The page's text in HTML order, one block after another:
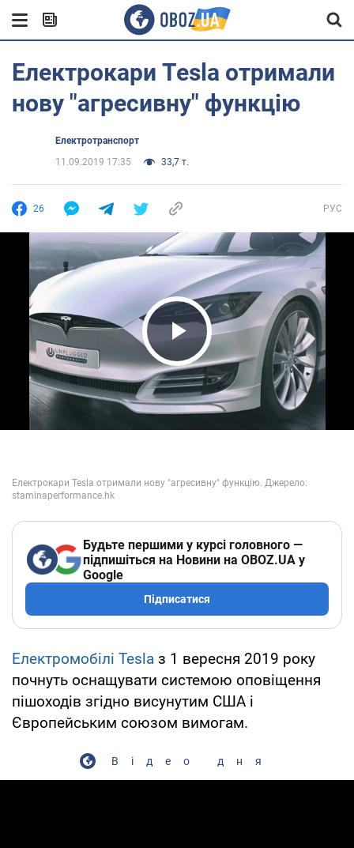
Електрокари Tesla отримали
нову "агресивну" функцію
Електротранспорт
11.09.2019 17:35
33,7 т.
26 РУС
Play Video
Будьте першими у курсі головного —
підпишіться на Новини на OBOZ.UA у
Google
Підписатися
Електромобілі Tesla з 1 вересня 2019 року
почнуть оснащувати системою оповіщення
пішоходів згідно висунутим США і
Європейським союзом вимогам.
Відео дня